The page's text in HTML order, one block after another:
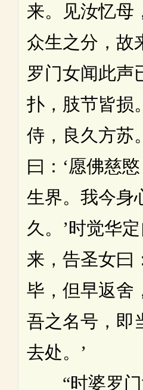
来。见汝忆母
众生之分，故
罗门女闻此声
扑，肢节皆损
侍，良久方苏
曰：‘愿佛慈
生界。我今身
久。’时觉华
来，告圣女曰
毕，但早返舍
吾之名号，即
去处。’
“时婆罗门